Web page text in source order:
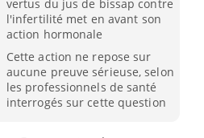
vertus du jus de bissap contre
l'infertilité met en avant son
action hormonale
Cette action ne repose sur
aucune preuve sérieuse, selon
les professionnels de santé
interrogés sur cette question